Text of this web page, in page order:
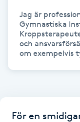
Hudvård
Hyaluronsyra
Jag är
Gymnastiska
och
om exempelvis
För en